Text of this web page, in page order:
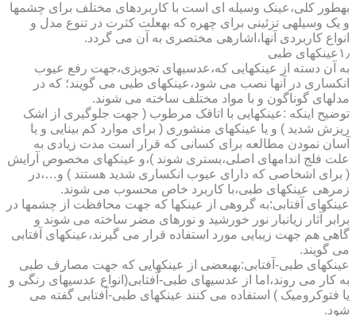
به­طور کلی،عینک وسیله ای است با کاربردهای مختلف برای چشمها
و یک وسیله­ی تزئینی برای چهره که به­علت کثرت در تنوع مدل و
انواع کاربردی آنها،اشاره­ی مختصری به آن می گردد.
۱٫عینکهای طبی
به آن دسته از عینکهایی که،عدسیهای تجویزی،جهت رفع عیوب
انکساری در آنها نصب می شود،عینکهای طبی می گویند؛ که در
مدلهای گوناگون و با مواد مختلف ساخته می شوند.
توضیح اینکه :عینکهایی با اتاقک مرطوب ( جهت جلوگیری از اشک
ریزش شدید ) و یا عینکهای منشوری ( برای موارد کم بینایی و یا
آسان نمودن مطالعه برای کسانی که قرار است مدت زیادی به
علت فلج اندامهای اصلی،بستری شوند )،و عینکهای مخصوص آرایش
( برای اشخاصی که دارای عیوب انکساری شدید هستند ) و…،در
زمره­ی عینکهای طبی،با کاربرد خاص محسوب می شوند.
عینکهای آفتابی:به گروهی از عینکها که جهت محافظت از چشمها در
برابر آثار زیانبار نور خورشید و نورهای مضر ساخته می شوند و
گاهی هم جهت زیبایی مورد استفاده قرار می گیرند،عینکهای آفتابی
می گویند.
عینکهای طبی-آفتابی:به­بعضی از عینکهایی که جهت مصارف طبی
به کار می روند،اما از عدسیهای طبی-آفتابی(انواع عدسیهای رنگی و
یا فتوکرومیک ) استفاده می کنند عینکهای طبی-آفتابی گفته می
شود.